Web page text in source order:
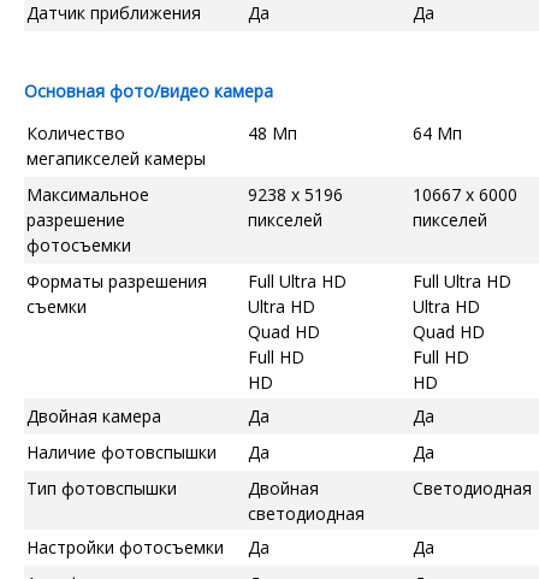
Датчик приближения Да Да
Основная фото/видео камера
Количество
мегапикселей камеры
48 Мп 64 Мп
Максимальное
разрешение
фотосъемки
9238 x 5196
пикселей
10667 x 6000
пикселей
Форматы разрешения
съемки
Full Ultra HD
Ultra HD
Quad HD
Full HD
HD
Full Ultra HD
Ultra HD
Quad HD
Full HD
HD
Двойная камера
Да
Да
Наличие фотовспышки
Да
Да
Тип фотовспышки
Двойная
светодиодная
Светодиодная
Настройки фотосъемки Да
Да